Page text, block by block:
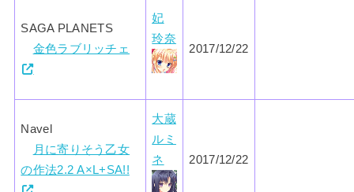
SAGA PLANETS
金色ラブリッチェ
妃
玲奈
2017/12/22
Navel
月に寄りそう乙女
の作法2.2 A×L+SA!!
大蔵
ルミ
ネ
2017/12/22